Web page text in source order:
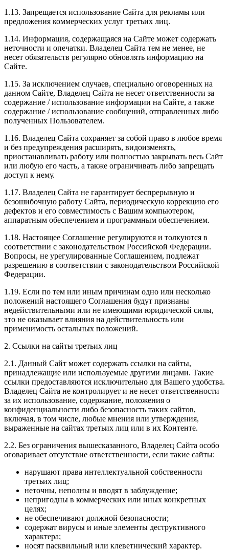
1.13. Запрещается использование Сайта для рекламы или
предложения коммерческих услуг третьих лиц.
1.14. Информация, содержащаяся на Сайте может содержать
неточности и опечатки. Владелец Сайта тем не менее, не
несет обязательств регулярно обновлять информацию на
Сайте.
1.15. За исключением случаев, специально оговоренных на
данном Сайте, Владелец Сайта не несет ответственности за
содержание / использование информации на Сайте, а также
содержание / использование сообщений, отправленных либо
полученных Пользователем.
1.16. Владелец Сайта сохраняет за собой право в любое время
и без предупреждения расширять, видоизменять,
приостанавливать работу или полностью закрывать весь Сайт
или любую его часть, а также ограничивать либо запрещать
доступ к нему.
1.17. Владелец Сайта не гарантирует беспрерывную и
безошибочную работу Сайта, периодическую коррекцию его
дефектов и его совместимость с Вашим компьютером,
аппаратным обеспечением и программным обеспечением.
1.18. Настоящее Соглашение регулируются и толкуются в
соответствии с законодательством Российской Федерации.
Вопросы, не урегулированные Соглашением, подлежат
разрешению в соответствии с законодательством Российской
Федерации.
1.19. Если по тем или иным причинам одно или несколько
положений настоящего Соглашения будут признаны
недействительными или не имеющими юридической силы,
это не оказывает влияния на действительность или
применимость остальных положений.
2. Ссылки на сайты третьих лиц
2.1. Данный Сайт может содержать ссылки на сайты,
принадлежащие или используемые другими лицами. Такие
ссылки предоставляются исключительно для Вашего удобства.
Владелец Сайта не контролирует и не несет ответственности
за их использование, содержание, положения о
конфиденциальности либо безопасность таких сайтов,
включая, в том числе, любые мнения или утверждения,
выраженные на сайтах третьих лиц или в их Контенте.
2.2. Без ограничения вышесказанного, Владелец Сайта особо
оговаривает отсутствие ответственности, если такие сайты:
нарушают права интеллектуальной собственности
третьих лиц;
неточны, неполны и вводят в заблуждение;
непригодны в коммерческих или иных конкретных
целях;
не обеспечивают должной безопасности;
содержат вирусы и иные элементы деструктивного
характера;
носят пасквильный или клеветнический характер.